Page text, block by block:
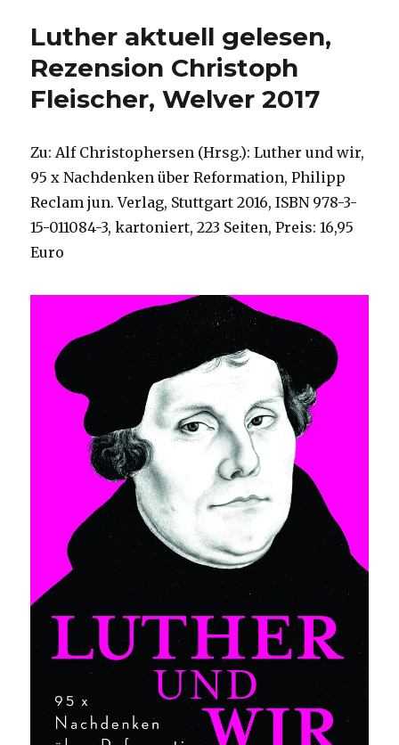
Luther aktuell gelesen,
Rezension Christoph
Fleischer, Welver 2017
Zu: Alf Christophersen (Hrsg.): Luther und wir,
95 x Nachdenken über Reformation, Philipp
Reclam jun. Verlag, Stuttgart 2016, ISBN 978-3-
15-011084-3, kartoniert, 223 Seiten, Preis: 16,95
Euro